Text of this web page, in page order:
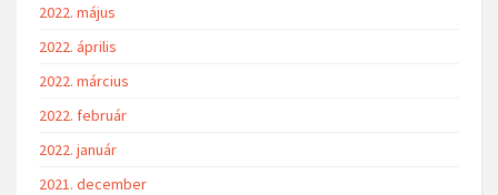
2022. május
2022. április
2022. március
2022. február
2022. január
2021. december